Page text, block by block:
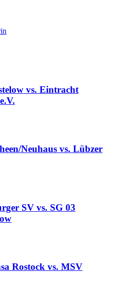
vs. Eintracht
Neuhaus vs. Lübzer
SV vs. SG 03
Rostock vs. MSV